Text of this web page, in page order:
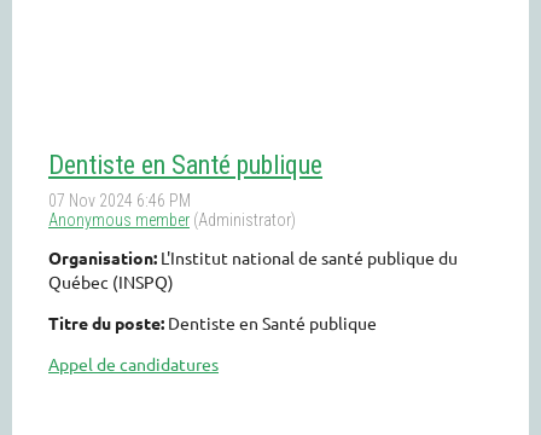
Dentiste en Santé publique
Organisation: L'Institut national de santé publique du
Québec (INSPQ)
Titre du poste: Dentiste en Santé publique
Appel de candidatures